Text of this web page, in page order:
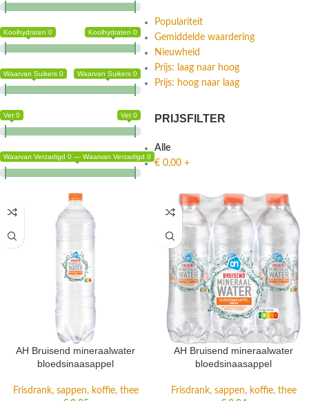
Koolhydraten 0 Koolhydraten 0
Waarvan Suikers 0 Waarvan Suikers 0
Vet 0 Vet 0
Waarvan Verzadigd 0 — Waarvan Verzadigd 0
Populariteit
Gemiddelde waardering
Nieuwheid
Prijs: laag naar hoog
Prijs: hoog naar laag
PRIJSFILTER
Alle
€ 0,00 +
AH Bruisend mineraalwater
bloedsinaasappel
Frisdrank, sappen, koffie, thee
AH Bruisend mineraalwater
bloedsinaasappel
Frisdrank, sappen, koffie, thee